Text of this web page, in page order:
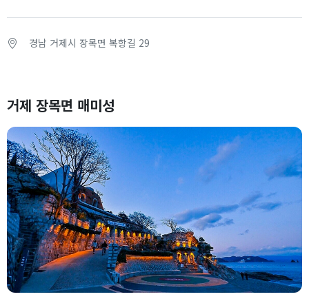
거제 장목면 매미성
경남 거제시 장목면 복항길 29